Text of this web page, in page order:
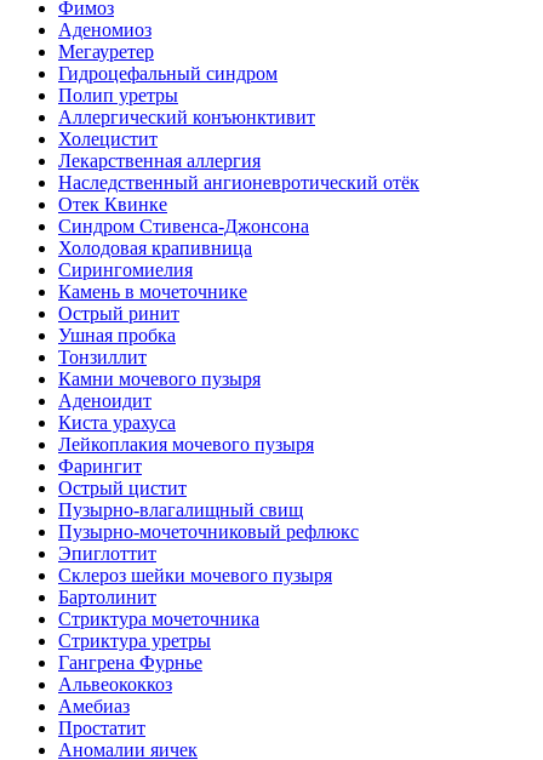
Фимоз
Аденомиоз
Мегауретер
Гидроцефальный синдром
Полип уретры
Аллергический конъюнктивит
Холецистит
Лекарственная аллергия
Наследственный ангионевротический отёк
Отек Квинке
Синдром Стивенса-Джонсона
Холодовая крапивница
Сирингомиелия
Камень в мочеточнике
Острый ринит
Ушная пробка
Тонзиллит
Камни мочевого пузыря
Аденоидит
Киста урахуса
Лейкоплакия мочевого пузыря
Фарингит
Острый цистит
Пузырно-влагалищный свищ
Пузырно-мочеточниковый рефлюкс
Эпиглоттит
Склероз шейки мочевого пузыря
Бартолинит
Стриктура мочеточника
Стриктура уретры
Гангрена Фурнье
Альвеококкоз
Амебиаз
Простатит
Аномалии яичек